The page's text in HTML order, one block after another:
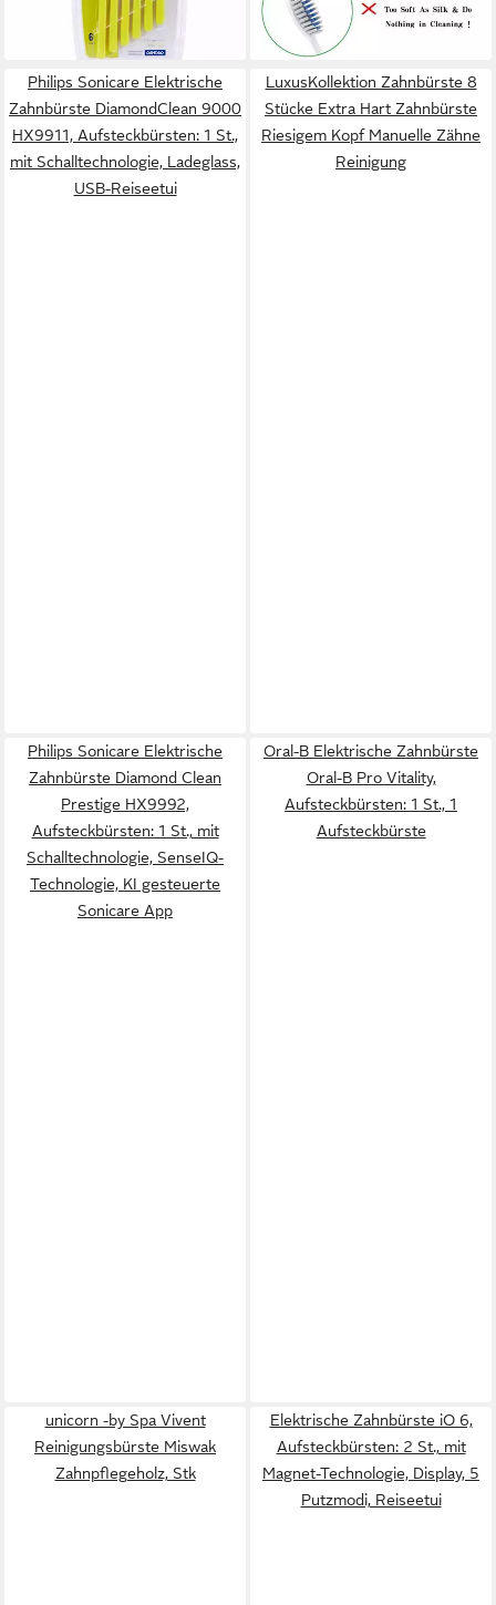
Philips Sonicare Elektrische
Zahnbürste DiamondClean 9000
HX9911, Aufsteckbürsten: 1 St.,
mit Schalltechnologie, Ladeglass,
USB-Reiseetui
LuxusKollektion Zahnbürste 8
Stücke Extra Hart Zahnbürste
Riesigem Kopf Manuelle Zähne
Reinigung
Philips Sonicare Elektrische
Zahnbürste Diamond Clean
Prestige HX9992,
Aufsteckbürsten: 1 St., mit
Schalltechnologie, SenseIQ-
Technologie, KI gesteuerte
Sonicare App
Oral-B Elektrische Zahnbürste
Oral-B Pro Vitality,
Aufsteckbürsten: 1 St., 1
Aufsteckbürste
unicorn -by Spa Vivent
Reinigungsbürste Miswak
Zahnpflegeholz, Stk
Elektrische Zahnbürste iO 6,
Aufsteckbürsten: 2 St., mit
Magnet-Technologie, Display, 5
Putzmodi, Reiseetui